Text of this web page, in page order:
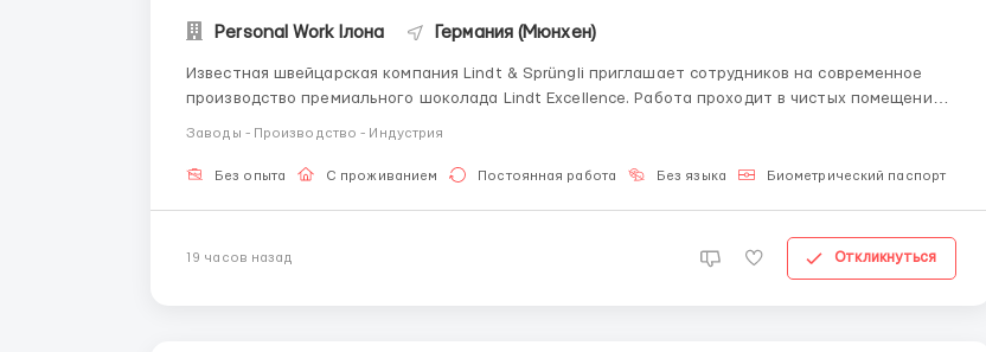
Personal Work Ілона Германия (Мюнхен)
Известная швейцарская компания Lindt & Sprüngli приглашает сотрудников на современное
производство премиального шоколада Lindt Excellence. Работа проходит в чистых помещениях
Заводы - Производство - Индустрия
Без опыта С проживанием Постоянная работа Без языка Биометрический паспорт
19 часов назад Откликнуться